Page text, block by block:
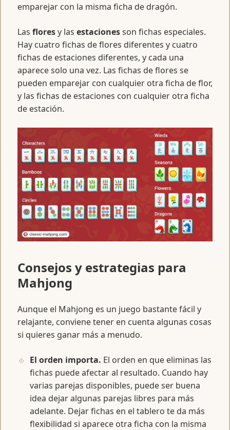
emparejar con la misma ficha de dragón.
Las floresy las estacionesson fichas especiales.
Hay cuatro fichas de flores diferentes y cuatro
fichas de estaciones diferentes, y cada una
aparece solo una vez. Las fichas de flores se
pueden emparejar con cualquier otra ficha de flor,
y las fichas de estaciones con cualquier otra ficha
de estación.
Consejos y estrategias para
Mahjong
Aunque el Mahjong es un juego bastante fácil y
relajante, conviene tener en cuenta algunas cosas
si quieres ganar más a menudo.
El orden importa. El orden en que eliminas las
fichas puede afectar al resultado. Cuando hay
varias parejas disponibles, puede ser buena
idea dejar algunas parejas libres para más
adelante. Dejar fichas en el tablero te da más
flexibilidad si aparece otra ficha con la misma